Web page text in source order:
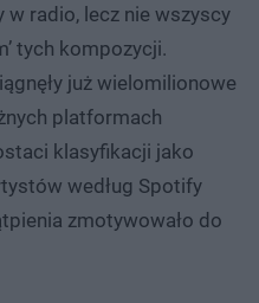
w radio, lecz nie wszyscy
tych kompozycji.
już wielomilionowe
platformach
klasyfikacji jako
według Spotify
zmotywowało do